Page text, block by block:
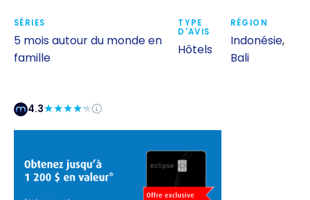
SÉRIES
5 mois autour du monde en
famille
TYPE
D'AVIS
Hôtels
RÉGION
Indonésie,
Bali
4.3